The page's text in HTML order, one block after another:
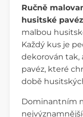
Ručně
husitské
malbou
Každý kus je
dekorován tak,
pavéz, které
době
Dominantním